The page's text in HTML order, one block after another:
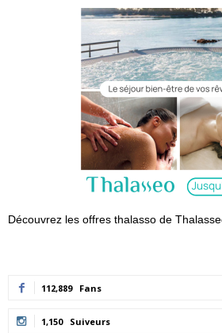
Découvrez les offres thalasso de
112,889 Fans
1,150 Suiveurs